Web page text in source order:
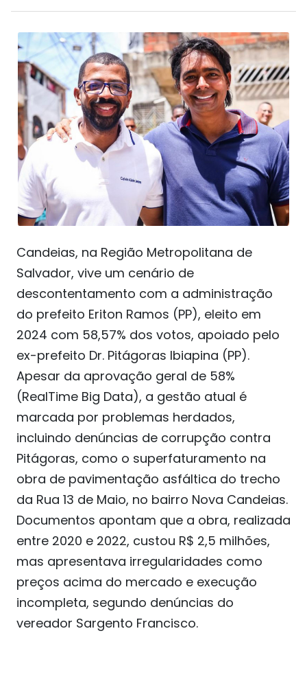
Candeias, na Região Metropolitana de
Salvador, vive um cenário de
descontentamento com a administração
do prefeito Eriton Ramos (PP), eleito em
2024 com 58,57% dos votos, apoiado pelo
ex-prefeito Dr. Pitágoras Ibiapina (PP).
Apesar da aprovação geral de 58%
(RealTime Big Data), a gestão atual é
marcada por problemas herdados,
incluindo denúncias de corrupção contra
Pitágoras, como o superfaturamento na
obra de pavimentação asfáltica do trecho
da Rua 13 de Maio, no bairro Nova Candeias.
Documentos apontam que a obra, realizada
entre 2020 e 2022, custou R$ 2,5 milhões,
mas apresentava irregularidades como
preços acima do mercado e execução
incompleta, segundo denúncias do
vereador Sargento Francisco.